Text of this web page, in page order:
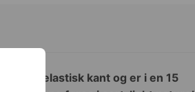
bred elastisk kant og er i en 15